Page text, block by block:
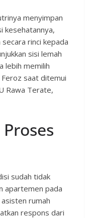
menyimpan
kesehatannya,
rinci kepada
sisi lemah
lebih memilih
saat ditemui
Rawa Terate,
sudah tidak
apartemen pada
rumah
respons dari